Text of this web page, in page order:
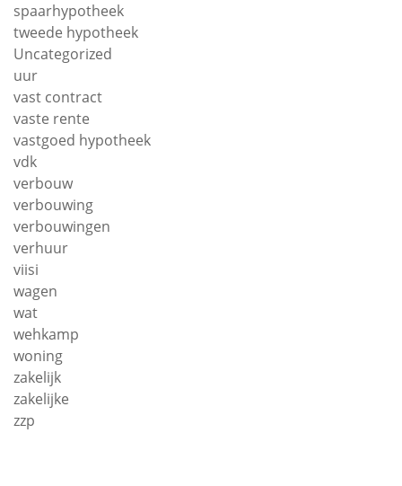
spaarhypotheek
tweede hypotheek
Uncategorized
uur
vast contract
vaste rente
vastgoed hypotheek
vdk
verbouw
verbouwing
verbouwingen
verhuur
viisi
wagen
wat
wehkamp
woning
zakelijk
zakelijke
zzp